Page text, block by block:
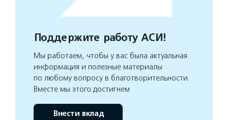
Поддержите работу АСИ!
Мы работаем, чтобы у вас была актуальная
информация и полезные материалы
по любому вопросу в благотворительности.
Вместе мы этого достигнем
Внести вклад